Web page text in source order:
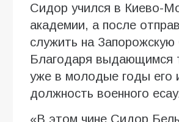
Сидор учился в Киево-
академии, а после
служить на Запорожскую
Благодаря выдающимся
уже в молодые годы его
должность военного
«В этом чине Сидор